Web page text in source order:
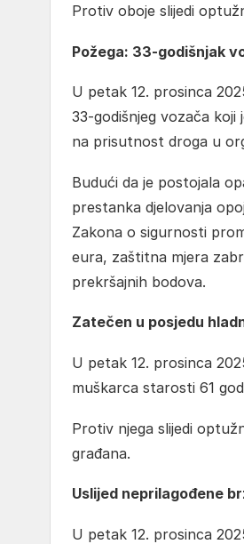
Protiv oboje slijedi
Požega: 33-godišnjak
U petak 12. prosinca
33-godišnjeg vozača
na prisutnost droga u
Budući da je postojala
prestanka djelovanja
Zakona o sigurnosti
eura, zaštitna mjera
prekršajnih bodova.
Zatečen u posjedu
U petak 12. prosinca
muškarca starosti 61
Protiv njega slijedi
građana.
Uslijed neprilagođene
U petak 12. prosinca